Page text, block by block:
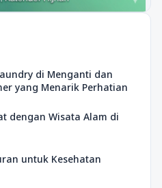
di Menganti dan
yang Menarik Perhatian
dengan Wisata Alam di
untuk Kesehatan